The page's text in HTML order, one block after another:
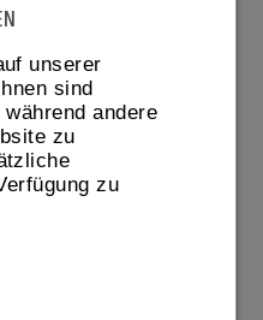
unserer
sind
andere
zu
zu